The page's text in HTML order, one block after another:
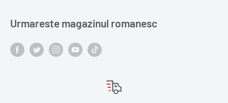
Urmareste magazinul romanesc